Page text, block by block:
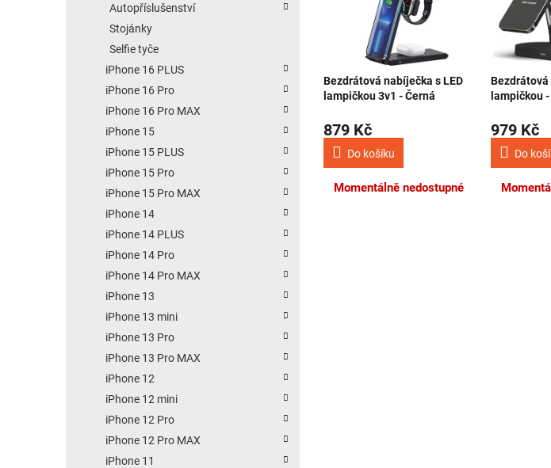
Autopříslušenství
Stojánky
Selfie tyče
iPhone 16 PLUS
iPhone 16 Pro
iPhone 16 Pro MAX
iPhone 15
iPhone 15 PLUS
iPhone 15 Pro
iPhone 15 Pro MAX
iPhone 14
iPhone 14 PLUS
iPhone 14 Pro
iPhone 14 Pro MAX
iPhone 13
iPhone 13 mini
iPhone 13 Pro
iPhone 13 Pro MAX
iPhone 12
iPhone 12 mini
iPhone 12 Pro
iPhone 12 Pro MAX
iPhone 11
Bezdrátová nabíječka s LED
lampičkou 3v1 - Černá
879 Kč
Do košíku
Momentálně nedostupné
Bezdrátová
lampičkou
979 Kč
Do